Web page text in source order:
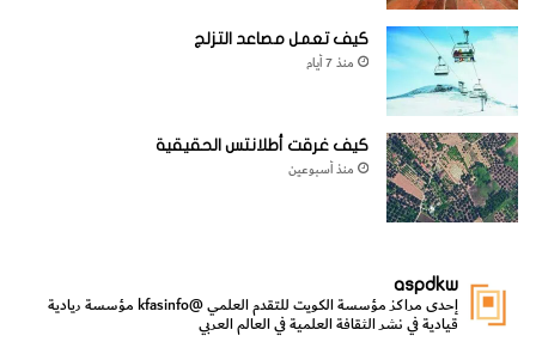
كيف تعمل مصاعد التزلج
منذ 7 أيام
كيف غرقت أطلانتس الحقيقية
منذ أسبوعين
aspdkw
إحدى مراكز مؤسسة الكويت للتقدم العلمي@kfasinfo مؤسسة ريادية
قيادية في نشر الثقافة العلمية في العالم العربي